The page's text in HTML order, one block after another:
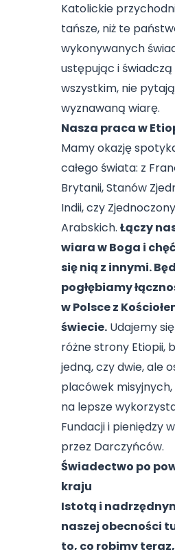
Katolickie
tańsze, niż te
wykonywanych
ustępując i świadczą
wszystkim, nie
wyznawaną wiarę.
Nasza praca w
Mamy okazję
całego świata: z
Brytanii, Stanów
Indii, czy
Arabskich. Łączy
wiara w Boga i
się nią z innymi.
pogłębiamy
w Polsce z
świecie. Udajemy
różne strony Etiopii,
jedną, czy dwie, ale
placówek
na lepsze
Fundacji i pieniędzy
przez Darczyńców.
Świadectwo po
kraju
Istotą i
naszej obecności
to, co robimy